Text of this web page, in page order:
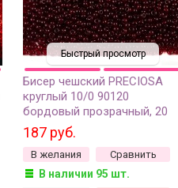
Быстрый просмотр
Бисер чешский PRECIOSA
круглый 10/0 90120
бордовый прозрачный, 20
грамм
187 руб.
В желания Сравнить
В наличии 95 шт.